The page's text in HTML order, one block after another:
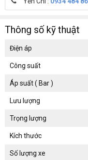
Thông số kỹ thuật
Điện áp
Công suất
Áp suất ( Bar )
Lưu lượng
Trọng lượng
Kích thước
Số lượng xe